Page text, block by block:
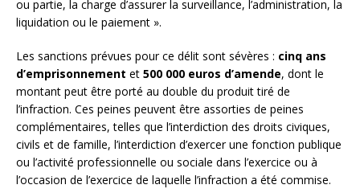
ou partie, la charge d’assurer la surveillance, l’administration, la
liquidation ou le paiement ».
Les sanctions prévues pour ce délit sont sévères : cinq ans
d’emprisonnement et 500 000 euros d’amende, dont le
montant peut être porté au double du produit tiré de
l’infraction. Ces peines peuvent être assorties de peines
complémentaires, telles que l’interdiction des droits civiques,
civils et de famille, l’interdiction d’exercer une fonction publique
ou l’activité professionnelle ou sociale dans l’exercice ou à
l’occasion de l’exercice de laquelle l’infraction a été commise.